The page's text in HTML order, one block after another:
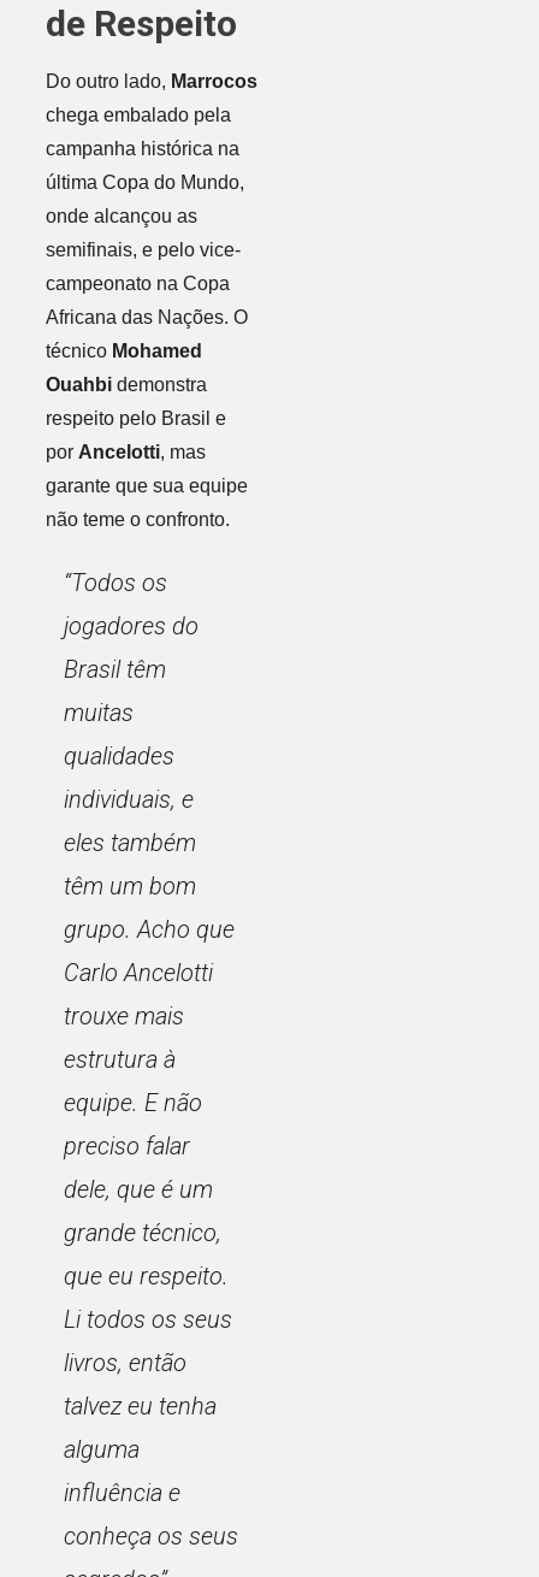
de Respeito
Do outro lado, Marrocos
chega embalado pela
campanha histórica na
última Copa do Mundo,
onde alcançou as
semifinais, e pelo vice-
campeonato na Copa
Africana das Nações. O
técnico Mohamed
Ouahbidemonstra
respeito pelo Brasil e
por Ancelotti, mas
garante que sua equipe
não teme o confronto.
“Todos os
jogadores do
Brasil têm
muitas
qualidades
individuais, e
eles também
têm um bom
grupo. Acho que
Carlo Ancelotti
trouxe mais
estrutura à
equipe. E não
preciso falar
dele, que é um
grande técnico,
que eu respeito.
Li todos os seus
livros, então
talvez eu tenha
alguma
influência e
conheça os seus